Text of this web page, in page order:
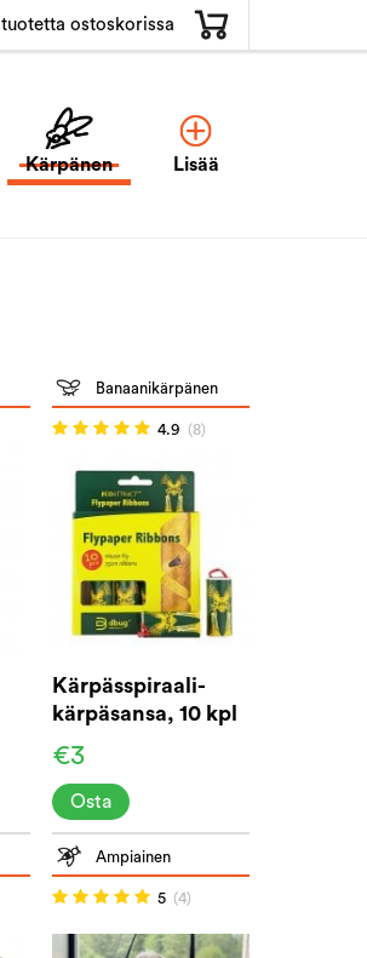
tuotetta ostoskorissa
Kärpänen Lisää
Banaanikärpänen
4.9 (8)
Kärpässpiraali-
kärpäsansa, 10 kpl
pakkaus
€3
Osta
Ampiainen
5 (4)